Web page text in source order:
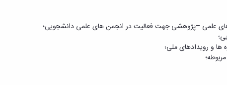
های علمی –پژوهشی جهت فعالیت در انجمن های علمی دانشجویی؛
و رویدادهای ملی؛